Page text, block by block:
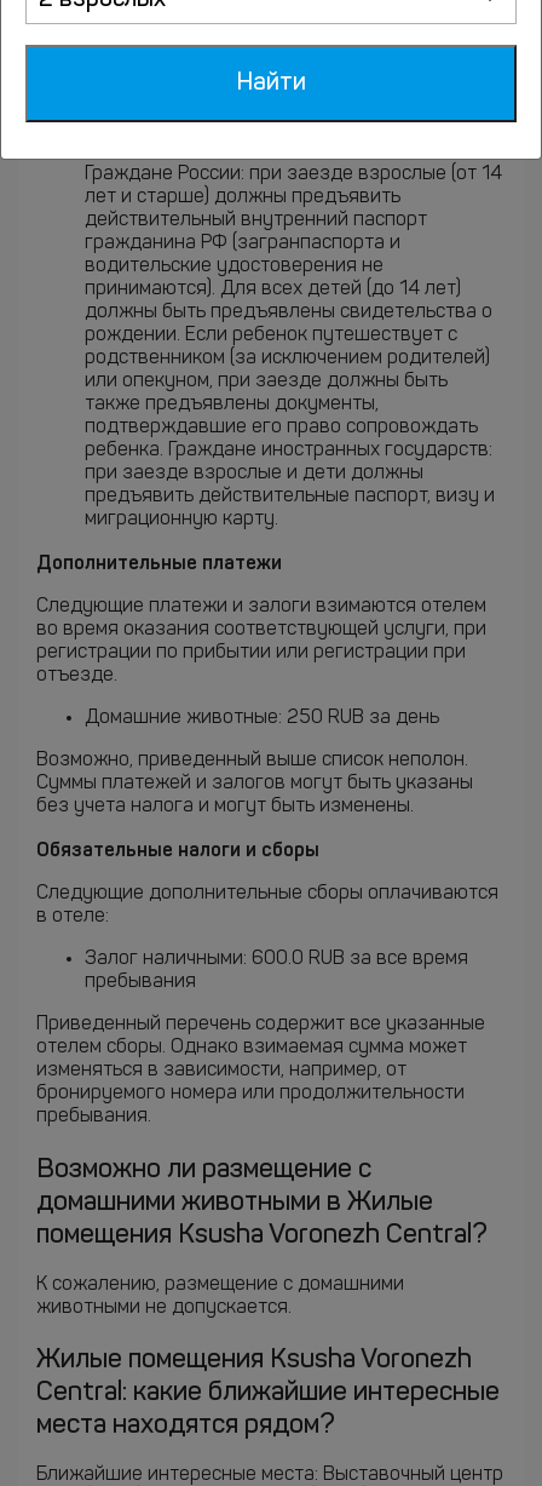
контактная информация указана в
даже в случае последующей отмены
осуществляются исключительно между вами
Граждане России: при заезде взрослые (от 14
лет и старше) должны предъявить
действительный внутренний паспорт
гражданина РФ (загранпаспорта и
водительские удостоверения не
принимаются). Для всех детей (до 14 лет)
должны быть предъявлены свидетельства о
рождении. Если ребенок путешествует с
родственником (за исключением родителей)
или опекуном, при заезде должны быть
также предъявлены документы,
подтверждавшие его право сопровождать
ребенка. Граждане иностранных государств:
при заезде взрослые и дети должны
предъявить действительные паспорт, визу и
миграционную карту.
Дополнительные платежи
Следующие платежи и залоги взимаются отелем
во время оказания соответствующей услуги, при
регистрации по прибытии или регистрации при
отъезде.
Домашние животные: 250 RUB за день
Возможно, приведенный выше список неполон.
Суммы платежей и залогов могут быть указаны
без учета налога и могут быть изменены.
Обязательные налоги и сборы
Следующие дополнительные сборы оплачиваются
в отеле:
Залог наличными: 600.0 RUB за все время
пребывания
Приведенный перечень содержит все указанные
отелем сборы. Однако взимаемая сумма может
изменяться в зависимости, например, от
бронируемого номера или продолжительности
пребывания.
Возможно ли размещение с
домашними животными в Жилые
помещения Ksusha Voronezh Central?
К сожалению, размещение с домашними
животными не допускается.
Жилые помещения Ksusha Voronezh
Central: какие ближайшие интересные
места находятся рядом?
Ближайшие интересные места: Выставочный центр
Найти